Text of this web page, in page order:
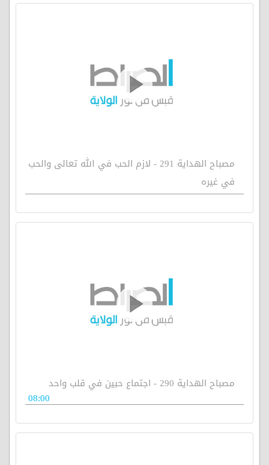
مصباح الهداية 291 - لازم الحب في الله تعالى والحب
في غيره
مصباح الهداية 290 - اجتماع حبين في قلب واحد
08:00